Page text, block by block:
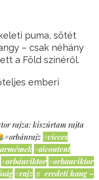
puma, sötét
– csak néhány
a Föld színéről.
emberi
rajza: kiszúrtam rajta
#orbánrajz #vicces
#aicontent
#orbánviktor #orbanviktor
#rajz ♬ eredeti hang –